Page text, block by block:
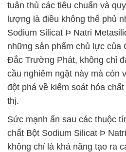
tuân thủ các tiêu chuẩn và
lượng là điều không thể phủ
Sodium Silicat Þ Natri
những sản phẩm chủ lực của
Đắc Trường Phát, không chỉ
cầu nghiêm ngặt này mà còn
đột phá về kiểm soát hóa
thị.
Sức mạnh ẩn sau các thuộc
chất Bột Sodium Silicat Þ
không chỉ là khả năng tạo ra